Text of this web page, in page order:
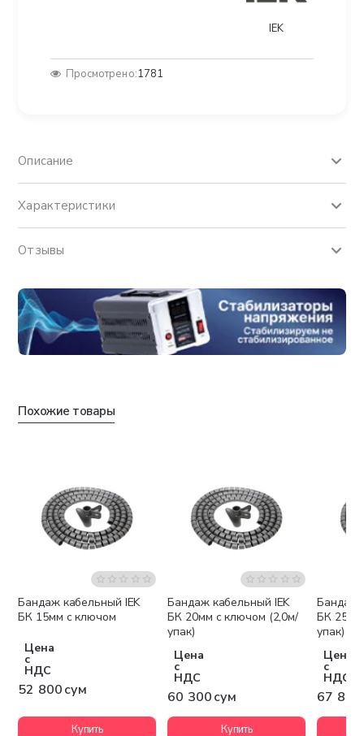
IEK
Просмотрено:1781
Описание
Характеристики
Отзывы
Похожие товары
Бандаж кабельный IEK
БК 15мм с ключом
Цена
с
НДС
52 800 сум
Купить
Бандаж кабельный IEK
БК 20мм с ключом (2,0м/
упак)
Цена
с
НДС
60 300 сум
Купить
Бандаж
БК 25мм
упак)
Цена
с
НДС
67 800